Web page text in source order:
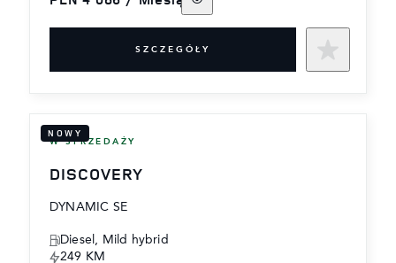
SZCZEGÓŁY
NOWY
W SPRZEDAŻY
DISCOVERY
DYNAMIC SE
Diesel, Mild hybrid
249 KM